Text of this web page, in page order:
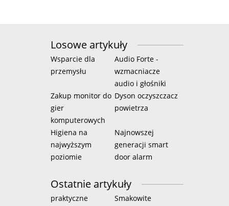
Losowe artykuły
Wsparcie dla
przemysłu
Audio Forte -
wzmacniacze
audio i głośniki
Zakup monitor do
gier
komputerowych
Dyson oczyszczacz
powietrza
Higiena na
najwyższym
poziomie
Najnowszej
generacji smart
door alarm
Ostatnie artykuły
praktyczne
Smakowite